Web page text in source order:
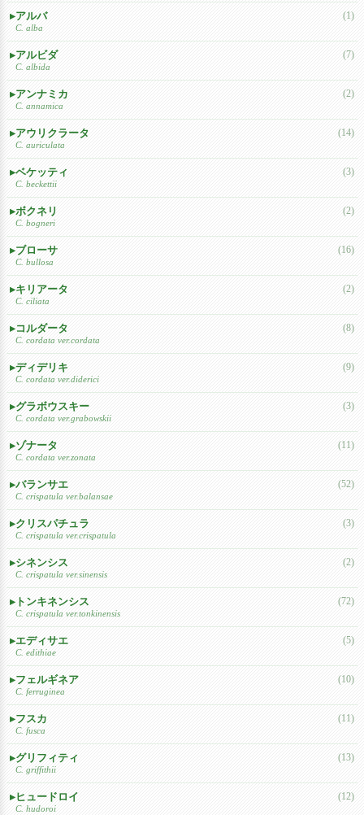
アルバ
C. alba
(1)
アルビダ
C. albida
(7)
アンナミカ
C. annamica
(2)
アウリクラータ
C. auriculata
(14)
ベケッティ
C. beckettii
(3)
ボクネリ
C. bogneri
(2)
ブローサ
C. bullosa
(16)
キリアータ
C. ciliata
(2)
コルダータ
C. cordata ver.cordata
(8)
ディデリキ
C. cordata ver.diderici
(9)
グラボウスキー
C. cordata ver.grabowskii
(3)
ゾナータ
C. cordata ver.zonata
(11)
バランサエ
C. crispatula ver.balansae
(52)
クリスパチュラ
C. crispatula ver.crispatula
(3)
シネンシス
C. crispatula ver.sinensis
(2)
トンキネンシス
C. crispatula ver.tonkinensis
(72)
エディサエ
C. edithiae
(5)
フェルギネア
C. ferruginea
(10)
フスカ
C. fusca
(11)
グリフィティ
C. griffithii
(13)
ヒュードロイ
C. hudoroi
(12)